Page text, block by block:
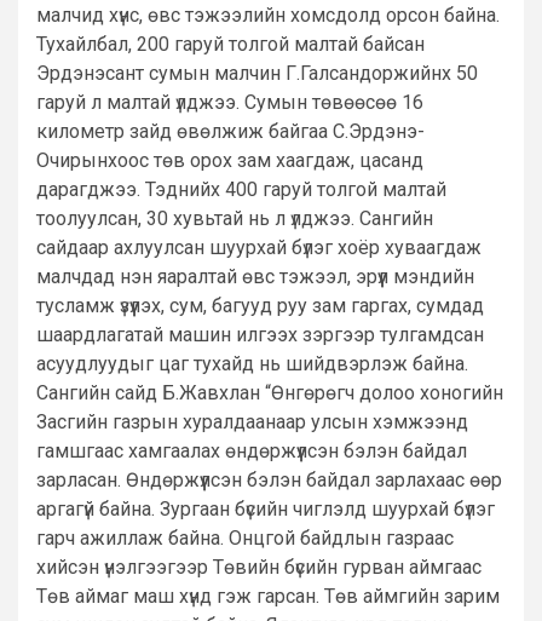
малчид хүнс, өвс тэжээлийн хомсдолд орсон байна.
Тухайлбал, 200 гаруй толгой малтай байсан
Эрдэнэсант сумын малчин Г.Галсандоржийнх 50
гаруй л малтай үлджээ. Сумын төвөөсөө 16
километр зайд өвөлжиж байгаа С.Эрдэнэ-
Очирынхоос төв орох зам хаагдаж, цасанд
дарагджээ. Тэднийх 400 гаруй толгой малтай
тоолуулсан, 30 хувьтай нь л үлджээ. Сангийн
сайдаар ахлуулсан шуурхай бүлэг хоёр хуваагдаж
малчдад нэн яаралтай өвс тэжээл, эрүүл мэндийн
тусламж үзүүлэх, сум, багууд руу зам гаргах, сумдад
шаардлагатай машин илгээх зэргээр тулгамдсан
асуудлуудыг цаг тухайд нь шийдвэрлэж байна.
Сангийн сайд Б.Жавхлан “Өнгөрөгч долоо хоногийн
Засгийн газрын хуралдаанаар улсын хэмжээнд
гамшгаас хамгаалах өндөржүүлсэн бэлэн байдал
зарласан. Өндөржүүлсэн бэлэн байдал зарлахаас өөр
аргагүй байна. Зургаан бүсийн чиглэлд шуурхай бүлэг
гарч ажиллаж байна. Онцгой байдлын газраас
хийсэн үнэлгээгээр Төвийн бүсийн гурван аймгаас
Төв аймаг маш хүнд гэж гарсан. Төв аймгийн зарим